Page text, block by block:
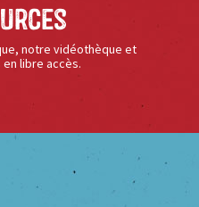
notre vidéothèque et
libre accès.